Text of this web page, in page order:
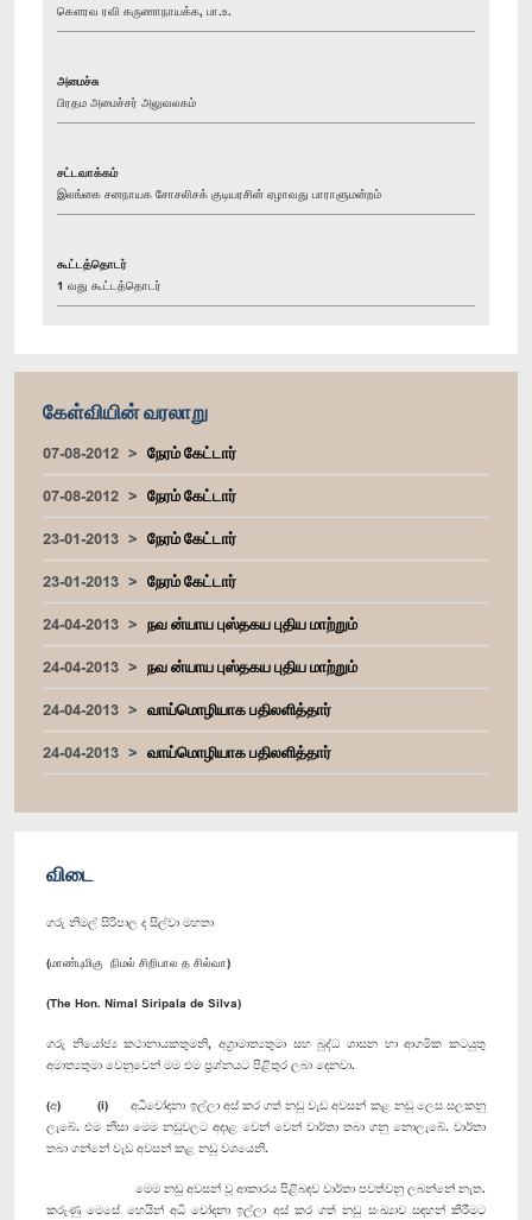
கௌரவ ரவி கருணாநாயக்க, பா.உ.
அமைச்சு
பிரதம அமைச்சர் அலுவலகம்
சட்டவாக்கம்
இலங்கை சனநாயக சோசலிசக் குடியரசின் ஏழாவது பாராளுமன்றம்
கூட்டத்தொடர்
1 வது கூட்டத்தொடர்
கேள்வியின் வரலாறு
07-08-2012
நேரம் கேட்டார்
07-08-2012
நேரம் கேட்டார்
23-01-2013
நேரம் கேட்டார்
23-01-2013
நேரம் கேட்டார்
24-04-2013
நவ ன்யாய புஸ்தகய புதிய மாற்றும்
24-04-2013
நவ ன்யாய புஸ்தகய புதிய மாற்றும்
24-04-2013
வாய்மொழியாக பதிலளித்தார்
24-04-2013
வாய்மொழியாக பதிலளித்தார்
விடை
ගරු නිමල් සිරිපාල ද සිල්වා මහතා
(மாண்புமிகு நிமல் சிறிபால த சில்வா)
(The Hon. Nimal Siripala de Silva)
ගරු නියෝජ්‍ය කථානායකතුමනි, අග්‍රාමාත්‍යතුමා සහ බුද්ධ ශාසන හා ආගමික කටයුතු
අමාත්‍යතුමා වෙනුවෙන් මම එම ප්‍රශ්නයට පිළිතුර ලබා දෙනවා.
(අ) (i) අධිචෝදනා ඉල්ලා අස් කර ගත් නඩු වැඩ අවසන් කළ නඩු ලෙස සලකනු
ලැබේ. එම නිසා මෙම නඩුවලට අදාළ වෙන් වෙන් වාර්තා තබා ගනු නොලැබේ. වාර්තා
තබා ගන්නේ වැඩ අවසන් කළ නඩු වශයෙනි.
මෙම නඩු අවසන් වූ ආකාරය පිළිබඳව වාර්තා පවත්වනු ලබන්නේ නැත.
කරුණු මෙසේ හෙයින් අධි චෝදනා ඉල්ලා අස් කර ගත් නඩු සංඛ්‍යාව සඳහන් කිරීමට